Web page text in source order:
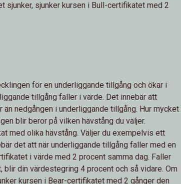
sjunker, sjunker kursen i Bull-certifikatet med 2
för en underliggande tillgång och ökar i
tillgång faller i värde. Det innebär att
nedgången i underliggande tillgång. Hur mycket
blir beror på vilken hävstång du väljer.
med olika hävstång. Väljer du exempelvis ett
det att när underliggande tillgång faller med en
i värde med 2 procent samma dag. Faller
din värdestegring 4 procent och så vidare. Om
kursen i Bear-certifikatet med 2 gånger den